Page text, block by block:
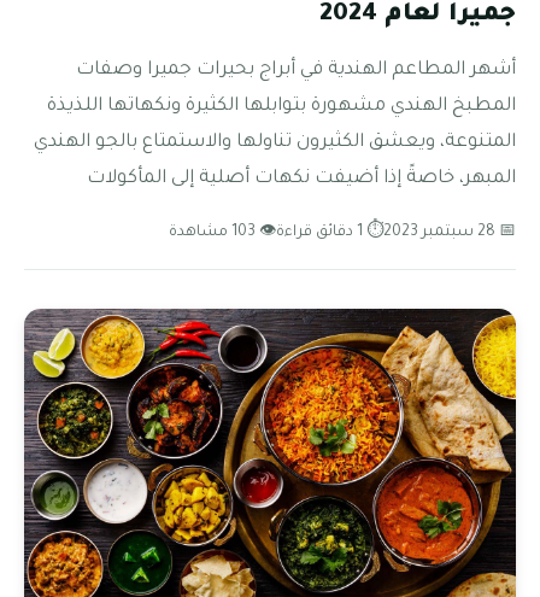
جميرا لعام 2024
أشهر المطاعم الهندية في أبراج بحيرات جميرا وصفات
المطبخ الهندي مشهورة بتوابلها الكثيرة ونكهاتها اللذيذة
المتنوعة، ويعشق الكثيرون تناولها والاستمتاع بالجو الهندي
المبهر، خاصةً إذا أضيفت نكهات أصلية إلى المأكولات
📅 28 سبتمبر 2023 ⏱ 1 دقائق قراءة 👁 103 مشاهدة